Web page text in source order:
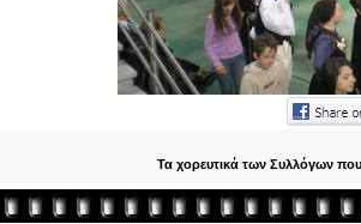
Τα χορευτικά των Συλλόγων